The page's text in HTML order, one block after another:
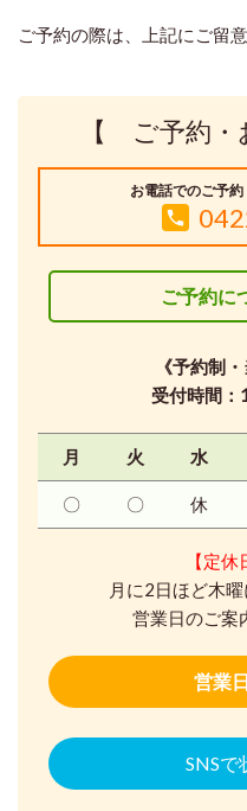
ご予約の際は、上記にご留意
【 ご予約・
お電話でのご予
ご予約に
《予約制
受付時間
月 火 水
〇 〇 休
【定休
月に2日ほど木
営業日のご案
営業
SNSで